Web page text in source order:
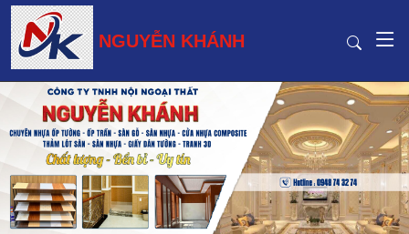
NGUYỄN KHÁNH